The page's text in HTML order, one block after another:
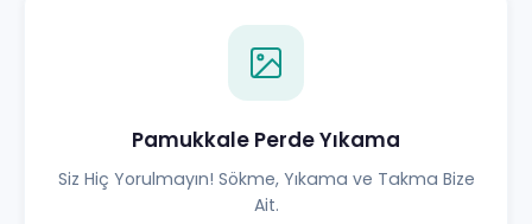
Pamukkale Perde Yıkama
Siz Hiç Yorulmayın! Sökme, Yıkama ve Takma Bize
Ait.